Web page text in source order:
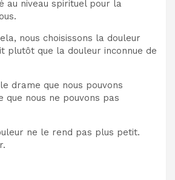
au niveau spirituel pour la
nous choisissons la douleur
plutôt que la douleur inconnue de
drame que nous pouvons
que nous ne pouvons pas
ne le rend pas plus petit.